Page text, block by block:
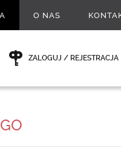
O NAS
ZALOGUJ / REJESTRACJA